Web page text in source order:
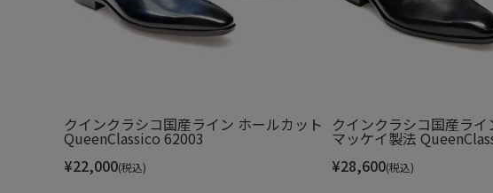
屈曲溝を多数配置し、かえりが良く動きやすい設計となって
クインクラシコ国産ライン ホールカット
QueenClassico 62003
¥22,000(税込)
クインクラシコ国産ライ
マッケイ製法
¥28,600(税込)